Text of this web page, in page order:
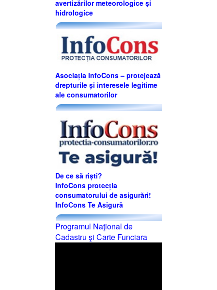
avertizărilor meteorologice şi
hidrologice
Asociația InfoCons – protejează
drepturile și interesele legitime
ale consumatorilor
De ce să riști?
InfoCons protecția
consumatorului de asigurări!
InfoCons Te Asigură
Programul Naţional de
Cadastru şi Carte Funciara